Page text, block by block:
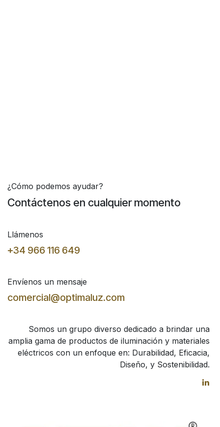
¿Cómo podemos ayudar?
Contáctenos en cualquier momento
Llámenos
+34 966 116 649
Envíenos un mensaje
comercial@optimaluz.com
Somos un grupo diverso dedicado a brindar una
amplia gama de productos de iluminación y materiales
eléctricos con un enfoque en: Durabilidad, Eficacia,
Diseño, y Sostenibilidad.